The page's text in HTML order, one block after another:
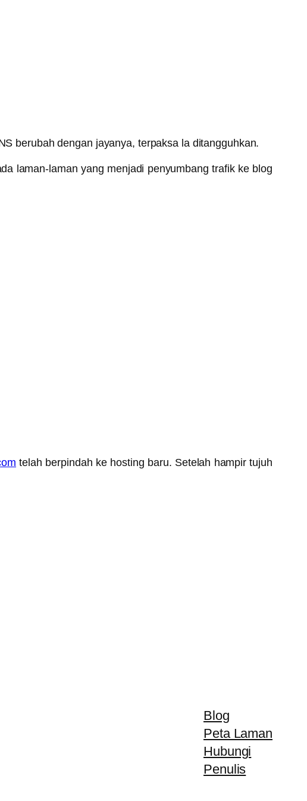
berubah dengan jayanya, terpaksa la ditangguhkan.
laman-laman yang menjadi penyumbang trafik ke blog
telah berpindah ke hosting baru. Setelah hampir tujuh
Blog
Peta Laman
Hubungi
Penulis